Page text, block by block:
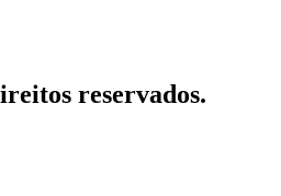
reservados.